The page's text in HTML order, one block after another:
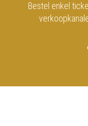
Bestel enkel